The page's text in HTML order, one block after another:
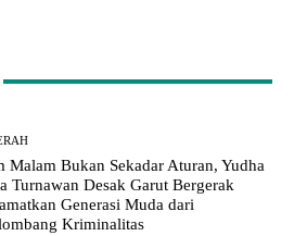
Malam Bukan Sekadar Aturan, Yudha
Turnawan Desak Garut Bergerak
Generasi Muda dari
Kriminalitas